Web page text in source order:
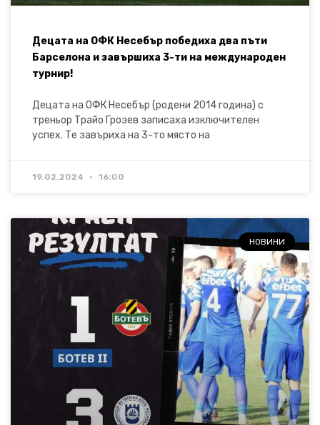
Децата на ОФК Несебър победиха два пъти
Барселона и завършиха 3-ти на международен
турнир!
Децата на ОФК Несебър (родени 2014 година) с
треньор Трайо Грозев записаха изключителен
успех. Те завъриха на 3-то място на
19.02.2024 16:00
НОВИНИ